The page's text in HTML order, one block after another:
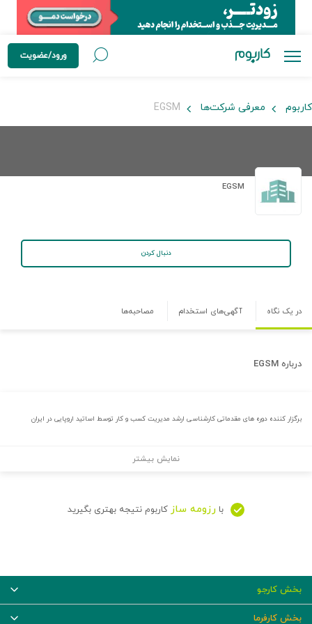
ورود/عضویت
کاربوم معرفی شرکت‌ها
EGSM
دنبال کردن
در یک نگاه آگهی‌های استخدام مصاحبه‌ها
درباره EGSM
برگزار کننده دوره های مقدماتی کارشناسی ارشد مدیریت کسب و کار توسط اساتید اروپایی در ایران
نمایش بیشتر
با رزومه ساز کاربوم نتیجه بهتری بگیرید
بخش کارجو
بخش کارفرما